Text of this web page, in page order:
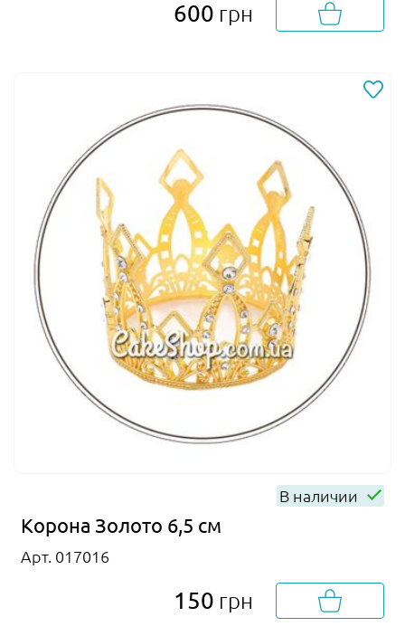
600 грн
В наличии
Корона Золото 6,5 см
Арт. 017016
150 грн